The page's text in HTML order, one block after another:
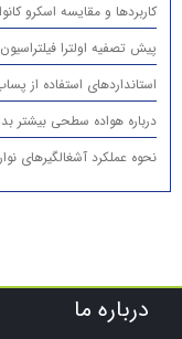
كاربردها و مقایسه اسكرو
پیش تصفیه اولترا
استانداردهای استفاده از
درباره هواده سطحی بیشتر
نحوه عملکرد آشغالگیرهای
درباره ما